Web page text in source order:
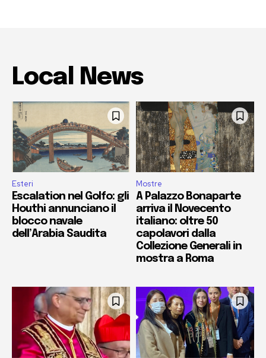
Local News
Esteri
Escalation nel Golfo: gli
Houthi annunciano il
blocco navale
dell’Arabia Saudita
Mostre
A Palazzo Bonaparte
arriva il Novecento
italiano: oltre 50
capolavori dalla
Collezione Generali in
mostra a Roma